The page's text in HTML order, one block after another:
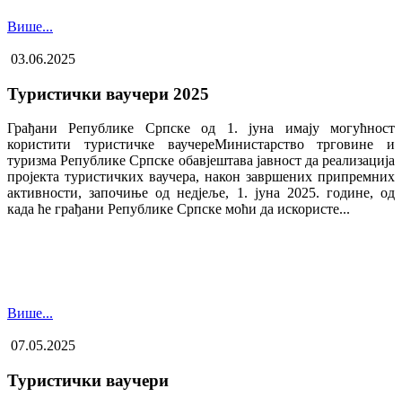
Више...
03.06.2025
Туристички ваучери 2025
Грађани Републике Српске од 1. јуна имају могућност
користити туристичке ваучере​Министарство трговине и
туризма Републике Српске обавјештава јавност да реализација
пројекта туристичких ваучера, након завршених припремних
активности, започиње од недјеље, 1. јуна 2025. године, од
када ће грађани Републике Српске моћи да искористе...
Више...
07.05.2025
Туристички ваучери